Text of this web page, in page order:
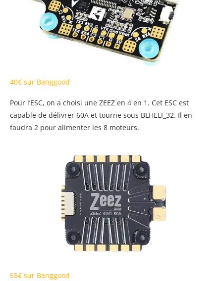
40€ sur Banggood
Pour l’ESC, on a choisi une ZEEZ en 4 en 1. Cet ESC est
capable de délivrer 60A et tourne sous BLHELI_32. Il en
faudra 2 pour alimenter les 8 moteurs.
55€ sur Banggood